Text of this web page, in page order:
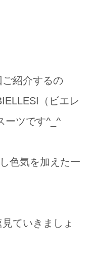
紹介するの
（ビエレ
ーツです^_^
色気を加えた一
ていきましょ